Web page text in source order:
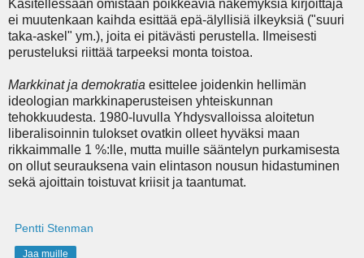
Käsitellessään omistaan poikkeavia näkemyksiä kirjoittaja
ei muutenkaan kaihda esittää epä-älyllisiä ilkeyksiä ("suuri
taka-askel" ym.), joita ei pitävästi perustella. Ilmeisesti
perusteluksi riittää tarpeeksi monta toistoa.
Markkinat ja demokratia esittelee joidenkin hellimän
ideologian markkinaperusteisen yhteiskunnan
tehokkuudesta. 1980-luvulla Yhdysvalloissa aloitetun
liberalisoinnin tulokset ovatkin olleet hyväksi maan
rikkaimmalle 1 %:lle, mutta muille sääntelyn purkamisesta
on ollut seurauksena vain elintason nousun hidastuminen
sekä ajoittain toistuvat kriisit ja taantumat.
Pentti Stenman
Jaa muille